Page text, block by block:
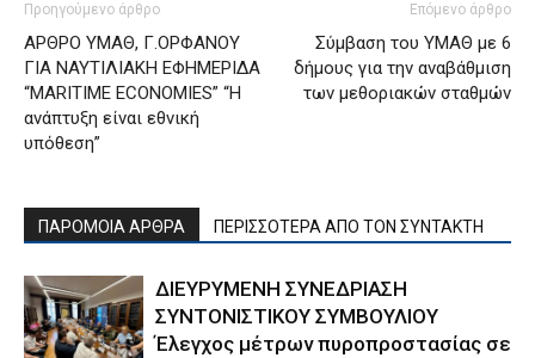
Προηγούμενο άρθρο
ΑΡΘΡΟ ΥΜΑΘ, Γ.ΟΡΦΑΝΟΥ
ΓΙΑ ΝΑΥΤΙΛΙΑΚΗ ΕΦΗΜΕΡΙΔΑ
“MARITIME ECONOMIES” “Η
ανάπτυξη είναι εθνική
υπόθεση”
Επόμενο άρθρο
Σύμβαση του ΥΜΑΘ με 6
δήμους για την αναβάθμιση
των μεθοριακών σταθμών
ΠΑΡΟΜΟΙΑ ΑΡΘΡΑ ΠΕΡΙΣΣΟΤΕΡΑ ΑΠΟ ΤΟΝ ΣΥΝΤΑΚΤΗ
ΔΙΕΥΡΥΜΕΝΗ ΣΥΝΕΔΡΙΑΣΗ
ΣΥΝΤΟΝΙΣΤΙΚΟΥ ΣΥΜΒΟΥΛΙΟΥ
Έλεγχος μέτρων πυροπροστασίας σε